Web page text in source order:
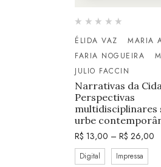
ÉLIDA VAZ
MARIA
FARIA NOGUEIRA
JULIO FACCIN
Narrativas da
Perspectivas
multidisciplinares
urbe
R$ 13,00 – R$ 26,00
Digital Impressa